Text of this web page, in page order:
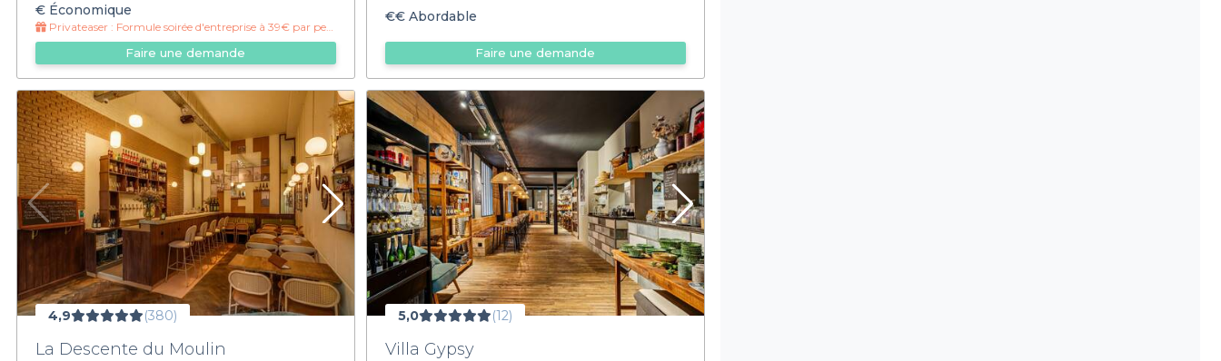
€ Économique
Privateaser : Formule soirée d'entreprise à 39€ par personne
Faire une demande
€€Abordable
Faire une demande
4,9 (380)
La Descente du Moulin
5,0 (12)
Villa Gypsy